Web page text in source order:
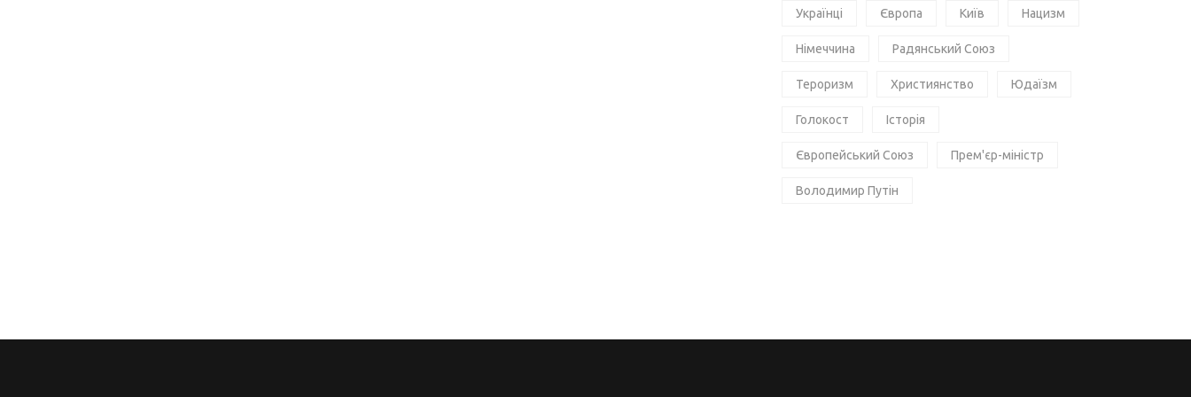
Українці Європа Київ Нацизм
Німеччина Радянський Союз
Тероризм Християнство Юдаїзм
Голокост Історія
Європейський Союз Прем'єр-міністр
Володимир Путін